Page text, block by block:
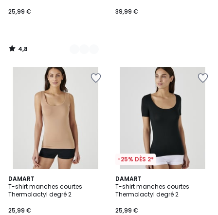
€.
25,99 €
4,8
/
39,99 €
DAMART
T-shirt manches courtes
Thermolactyl degré 2
25,99 €
4,2
/ 5
-25% DÈS 2*
DAMART
T-shirt manches courtes
Thermolactyl degré 2
25,99 €
4,2
/ 5